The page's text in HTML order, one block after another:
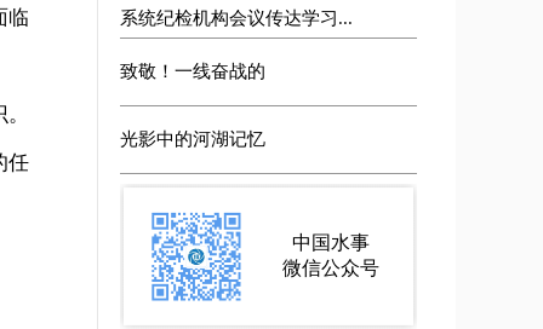
临
任